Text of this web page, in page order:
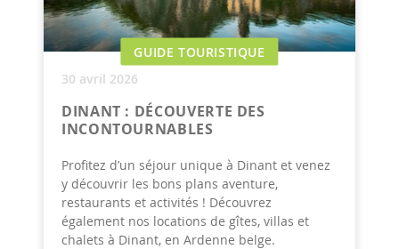
GUIDE TOURISTIQUE
30 avril 2026
DINANT : DÉCOUVERTE DES
INCONTOURNABLES
Profitez d’un séjour unique à Dinant et venez
y découvrir les bons plans aventure,
restaurants et activités ! Découvrez
également nos locations de gîtes, villas et
chalets à Dinant, en Ardenne belge.